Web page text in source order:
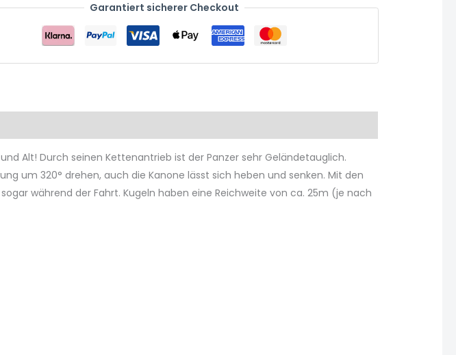
Garantiert sicherer Checkout
Alt! Durch seinen Kettenantrieb ist der Panzer sehr Geländetauglich.
um 320° drehen, auch die Kanone lässt sich heben und senken. Mit den
während der Fahrt. Kugeln haben eine Reichweite von ca. 25m (je nach